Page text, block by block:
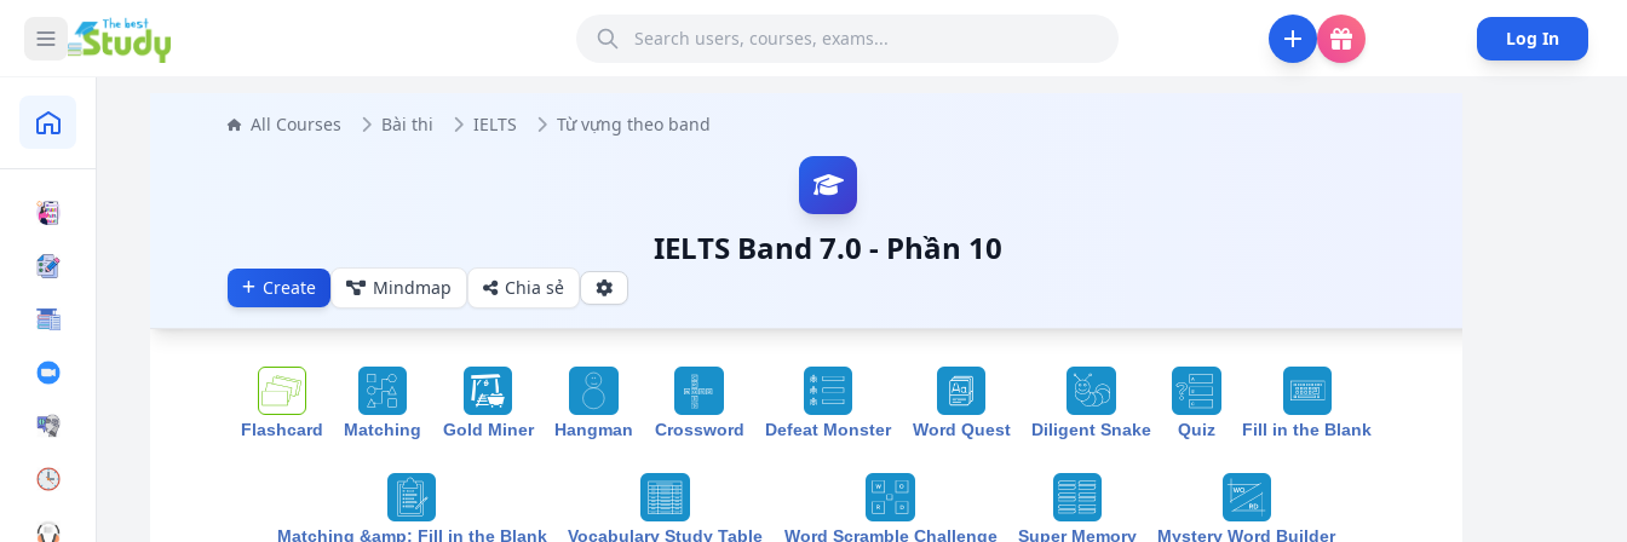
Log In
All Courses Bài thi IELTS Từ vựng theo band
IELTS Band 7.0 - Phần 10
Create Mindmap Chia sẻ
Flashcard Matching Gold Miner Hangman Crossword Defeat Monster Word Quest Diligent Snake Quiz Fill in the Blank
Matching &amp; Fill in the Blank Vocabulary Study Table Word Scramble Challenge Super Memory Mystery Word Builder